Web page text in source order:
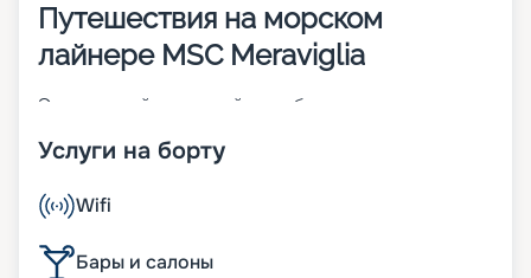
Путешествия на морском
лайнере MSC Meraviglia
Это главный круизный корабль нового класса
на воду в 2017 году. При его создании большое
параметры судна:
• ширина – 65 м;
• длина – 316 м;
• водоизмещение – около 172 тыс. т;
Услуги на борту
Wifi
Бары и салоны